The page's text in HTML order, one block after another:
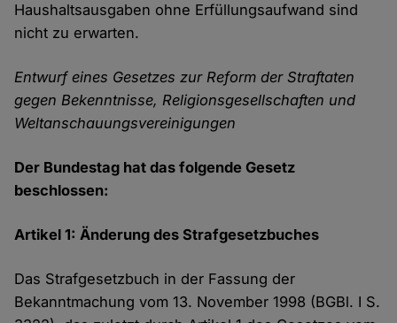
Haushaltsausgaben ohne Erfüllungsaufwand sind
nicht zu erwarten.
Entwurf eines Gesetzes zur Reform der Straftaten
gegen Bekenntnisse, Religionsgesellschaften und
Weltanschauungsvereinigungen
Der Bundestag hat das folgende Gesetz
beschlossen:
Artikel 1: Änderung des Strafgesetzbuches
Das Strafgesetzbuch in der Fassung der
Bekanntmachung vom 13. November 1998 (BGBl. I S.